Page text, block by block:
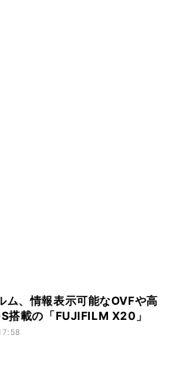
ム、情報表示可能なOVFや高
搭載の「FUJIFILM X20」